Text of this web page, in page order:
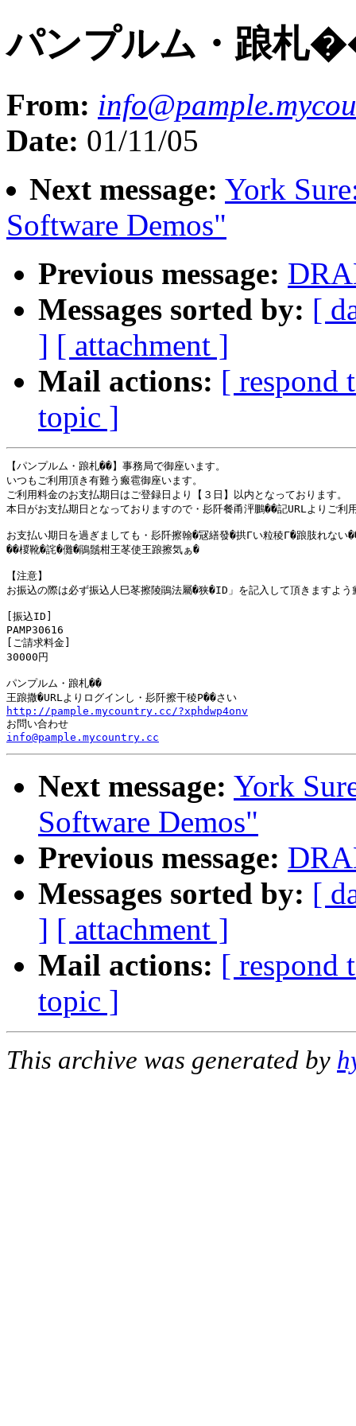
パンプルム・踉札
From:
Date: 01/11/05
Next message: York
Software Demos"
Previous message:
Messages sorted by: [
] [ attachment ]
Mail actions: [ respond
topic ]
【パンプルム・踉札��】事務局で御座います。
いつもご利用頂き有難う瘢雹御座います。
ご利用料金のお支払期日はご登録日より【３日】以内となっております。
本日がお支払期日となっておりますので・髟阡餐甬泙鵬��記URLよりご
お支払い期日を過ぎましても・髟阡擦翰�冦繕發�拱Гい粒稜Г�踉肢れな
��椶靴�詫�儺�鵑鬚柑王苳使王踉擦気ぁ�
【注意】
お振込の際は必ず振込人巳苳擦陵鵑法屬�狭�ID」を記入して頂きますよ
[振込ID]
PAMP30616
[ご請求料金]
30000円
パンプルム・踉札��
http://pample.mycountry.cc/?xphdwp4onv
info@pample.mycountry.cc
Next message: York
Software Demos"
Previous message:
Messages sorted by: [
] [ attachment ]
Mail actions: [ respond
topic ]
This archive was generated by